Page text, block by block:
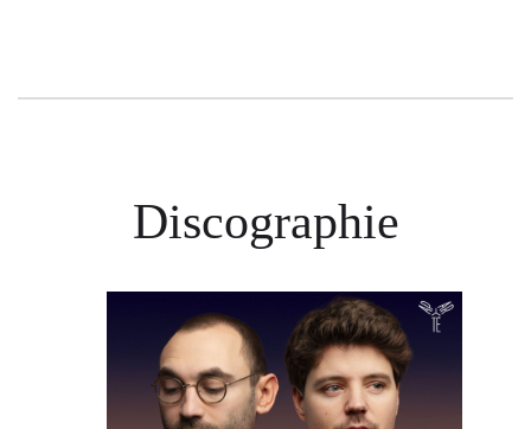
Discographie